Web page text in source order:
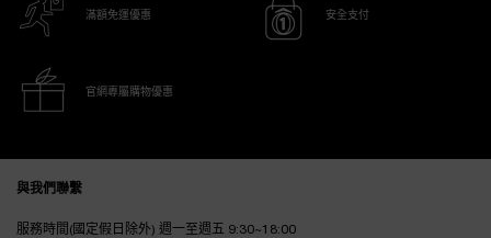
滿額免運優惠 安全支付
官網專屬購物優惠
與我們聯繫
服務時間(國定假日除外) 週一至週五 9:30~18:00